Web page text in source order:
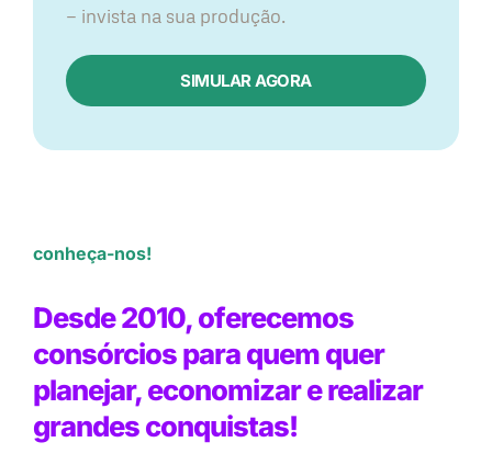
— invista na sua produção.
SIMULAR AGORA
conheça-nos!
Desde 2010, oferecemos
consórcios para quem quer
planejar, economizar e realizar
grandes conquistas!